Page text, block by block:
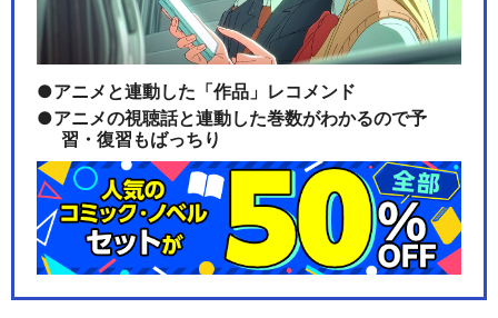
アニメと連動した「作品」レコメンド
アニメの視聴話と連動した巻数がわかるので予
習・復習もばっちり